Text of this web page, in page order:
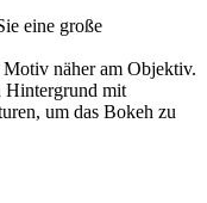
eine große
näher am Objektiv.
Hintergrund mit
um das Bokeh zu